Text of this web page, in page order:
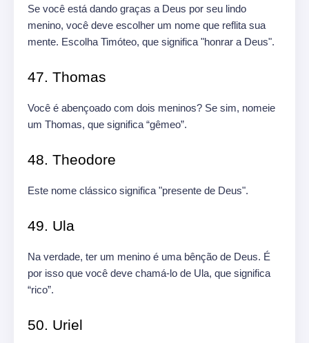
Se você está dando graças a Deus por seu lindo
menino, você deve escolher um nome que reflita sua
mente. Escolha Timóteo, que significa "honrar a Deus".
47. Thomas
Você é abençoado com dois meninos? Se sim, nomeie
um Thomas, que significa “gêmeo”.
48. Theodore
Este nome clássico significa "presente de Deus".
49. Ula
Na verdade, ter um menino é uma bênção de Deus. É
por isso que você deve chamá-lo de Ula, que significa
“rico”.
50. Uriel